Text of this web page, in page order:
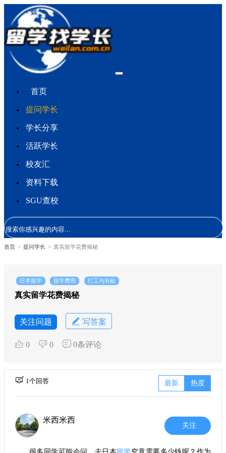
首页
提问学长
学长分享
活跃学长
校友汇
资料下载
SGU查校
首页 > 提问学长 > 真实留学花费揭秘
日本留学 留学费用 打工与补贴
真实留学花费揭秘
关注问题 写答案
0 0 0条评论
1个回答 最新 热度
米西米西
关注